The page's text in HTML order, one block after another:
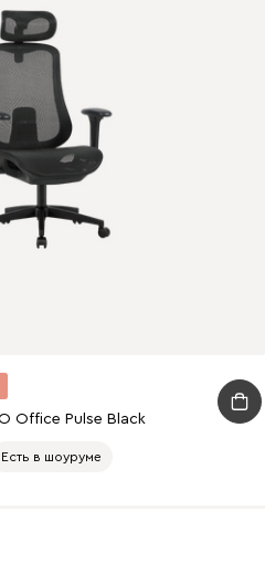
Office Pulse Black
Есть в шоуруме